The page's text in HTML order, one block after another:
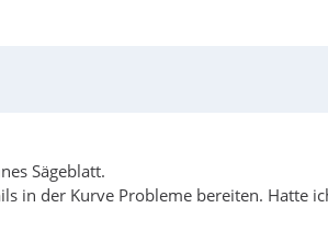
Sägeblatt.
in der Kurve Probleme bereiten. Hatte